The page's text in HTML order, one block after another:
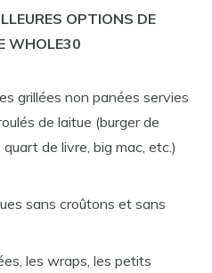
OPTIONS DE
WHOLE30
grillées non panées servies
de laitue (burger de
de livre, big mac, etc.)
sans croûtons et sans
les wraps, les petits